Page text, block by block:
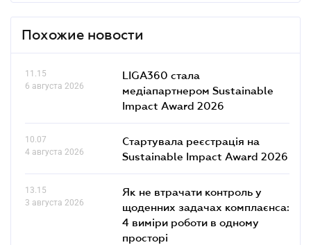
Похожие новости
11.15
6 августа 2026
LIGA360 стала
медіапартнером Sustainable
Impact Award 2026
10.07
4 августа 2026
Стартувала реєстрація на
Sustainable Impact Award 2026
13.15
3 августа 2026
Як не втрачати контроль у
щоденних задачах комплаєнса:
4 виміри роботи в одному
просторі